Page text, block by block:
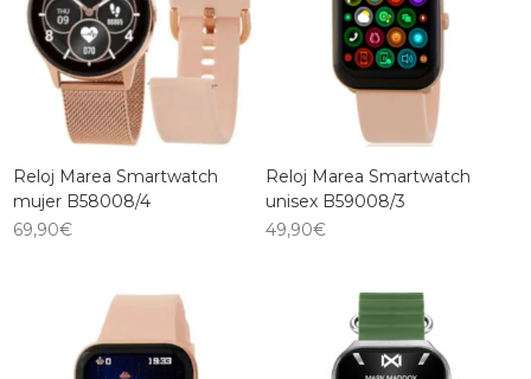
Reloj Marea Smartwatch
mujer B58008/4
69,90€
Reloj Marea Smartwatch
unisex B59008/3
49,90€